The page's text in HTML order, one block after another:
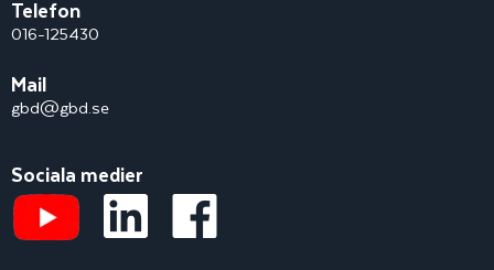
Telefon
016-125430
Mail
gbd@gbd.se
Sociala medier